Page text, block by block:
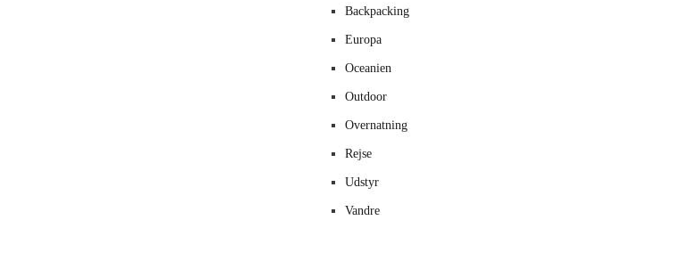
Backpacking
Europa
Oceanien
Outdoor
Overnatning
Rejse
Udstyr
Vandre